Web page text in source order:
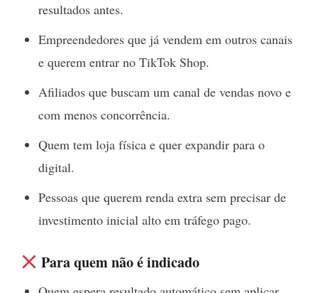
resultados antes.
Empreendedores que já vendem em outros canais
e querem entrar no TikTok Shop.
Afiliados que buscam um canal de vendas novo e
com menos concorrência.
Quem tem loja física e quer expandir para o
digital.
Pessoas que querem renda extra sem precisar de
investimento inicial alto em tráfego pago.
Para quem não é indicado